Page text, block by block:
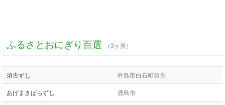
ふるさとおにぎり百選 （3ヶ所）
須古ずし 杵島郡白石町須古
あげまきばらずし 鹿島市